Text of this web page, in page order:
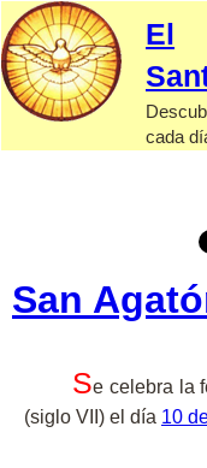
El
cada
santoral
Advocaciones
San
Se celebra la
(siglo VII) el día 10